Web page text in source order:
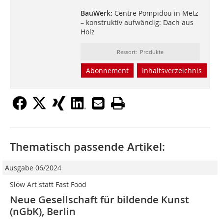
BauWerk: Centre Pompidou in Metz
– konstruktiv aufwändig: Dach aus
Holz
Ressort: Produkte
Abonnement Inhaltsverzeichnis
Thematisch passende Artikel:
Ausgabe 06/2024
Slow Art statt Fast Food
Neue Gesellschaft für bildende Kunst
(nGbK), Berlin